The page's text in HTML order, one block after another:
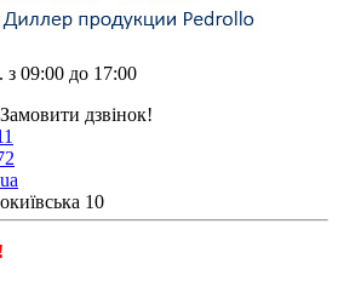
09:00 до 17:00
Замовити дзвінок!
10